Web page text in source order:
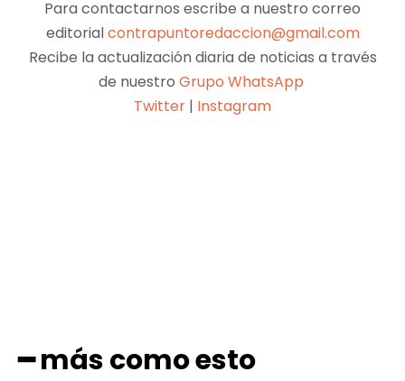
Para contactarnos escribe a nuestro correo
editorialcontrapuntoredaccion@gmail.com
Recibe la actualización diaria de noticias a través
de nuestro Grupo WhatsApp
Twitter | Instagram
━ más como esto